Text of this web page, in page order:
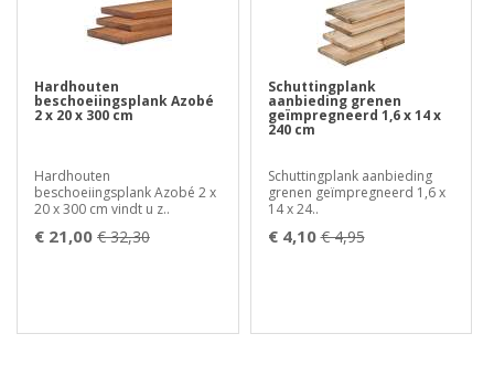
Hardhouten
beschoeiingsplank Azobé
2 x 20 x 300 cm
Hardhouten
beschoeiingsplank Azobé 2 x
20 x 300 cm vindt u z..
€ 21,00 € 32,30
Schuttingplank
aanbieding grenen
geïmpregneerd 1,6 x 14 x
240 cm
Schuttingplank aanbieding
grenen geïmpregneerd 1,6 x
14 x 24..
€ 4,10 € 4,95